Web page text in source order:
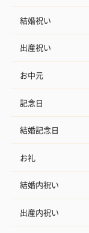
結婚祝い
出産祝い
お中元
記念日
結婚記念日
お礼
結婚内祝い
出産内祝い